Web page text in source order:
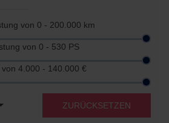
von 0 - 200.000 km
von 0 - 530 PS
von 4.000 - 140.000 €
ZURÜCKSETZEN